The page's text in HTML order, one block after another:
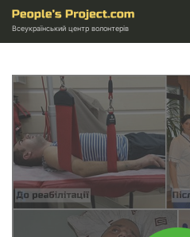
Всеукраїнський центр волонтерів